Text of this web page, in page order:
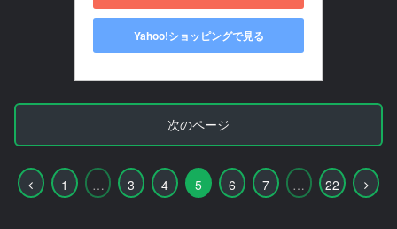
Yahoo!ショッピングで見る
次のページ
前
1 … 3 4 5 6 7 … 22
次